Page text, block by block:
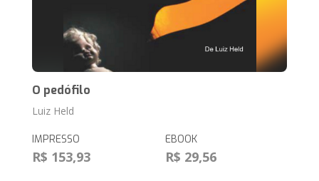
O pedófilo
Luiz Held
IMPRESSO
R$ 153,93
EBOOK
R$ 29,56